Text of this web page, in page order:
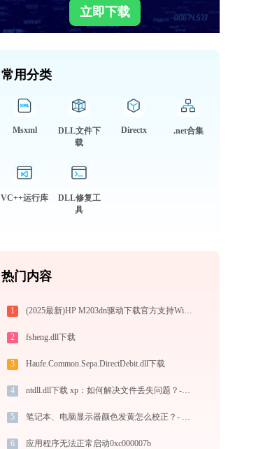
立即下载
常用分类
Msxml
DLL文件下
载
Directx .net合集
VC++运行库
DLL修复工
具
热门内容
1 (2025最新)HP M203dn驱动下载官方支持Win10/Win11
2 fsheng.dll下载
3 Haufe.Common.Sepa.DirectDebit.dll下载
4 ntdll.dll下载 xp：如何解决文件丢失问题？-金山毒霸
5 笔记本、电脑显示器颜色发黄怎么校正？- 官方最新屏幕设置教程
6 应用程序无法正常启动0xc000007b